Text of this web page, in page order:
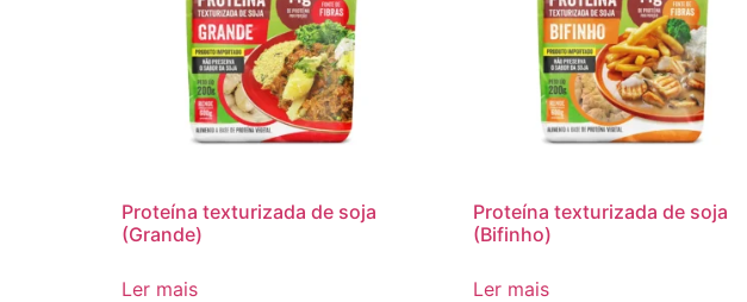
Proteína texturizada de soja
(Grande)
Ler mais
Proteína texturizada de soja
(Bifinho)
Ler mais